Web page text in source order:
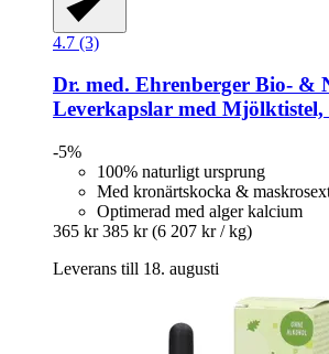
4.7 (3)
Dr. med. Ehrenberger Bio- &
Leverkapslar med
-5%
100% naturligt ursprung
Med kronärtskocka &
Optimerad med alger kalcium
365 kr 385 kr (6 207 kr / kg)
Leverans till 18. augusti